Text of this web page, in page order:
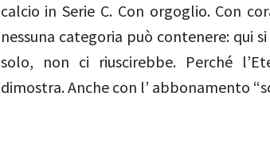
calcio in Serie C. Con orgoglio. Con
nessuna categoria può contenere: qui
solo, non ci riuscirebbe. Perché
dimostra. Anche con l’ abbonamento